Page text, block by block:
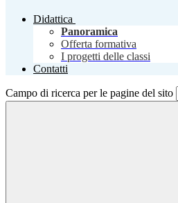
Didattica
Panoramica
Offerta formativa
I progetti delle classi
Contatti
Campo di ricerca per le pagine del sito